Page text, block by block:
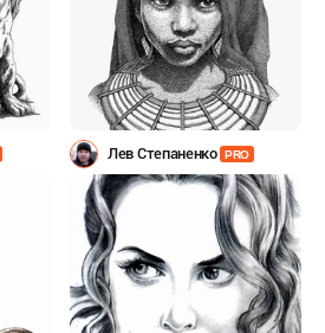
Лев Степаненко PRO